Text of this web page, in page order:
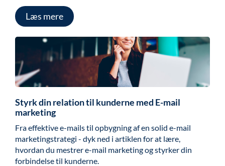
Læs mere
Styrk din relation til kunderne med E-mail
marketing
Fra effektive e-mails til opbygning af en solid e-mail
marketingstrategi - dyk ned i artiklen for at lære,
hvordan du mestrer e-mail marketing og styrker din
forbindelse til kunderne.